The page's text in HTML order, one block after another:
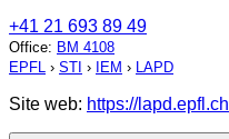
+41 21 693 89 49
Office: BM 4108
EPFL › STI › IEM › LAPD
Site web: https://lapd.epfl.ch